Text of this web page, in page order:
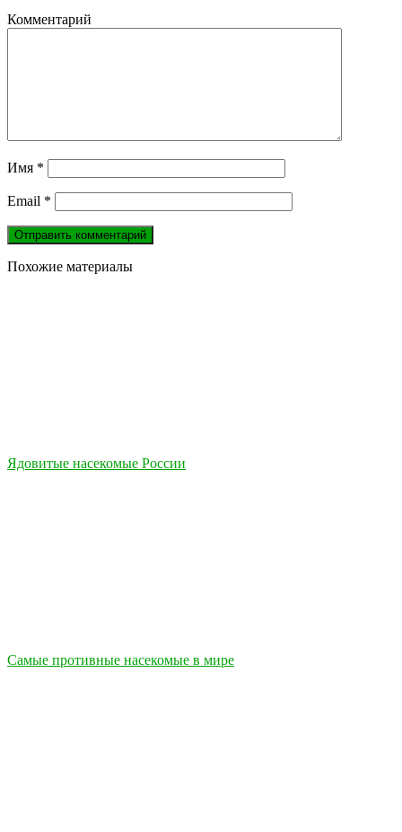
Комментарий
Имя *
Email *
Похожие материалы
Ядовитые насекомые России
Самые противные насекомые в мире